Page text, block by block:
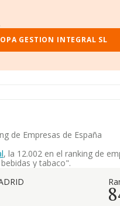
GESTION INTEGRAL SL
de Empresas de España
, la 12.002 en el ranking de
y tabaco".